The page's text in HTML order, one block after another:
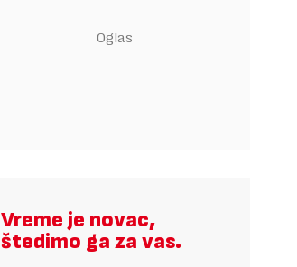
Vreme je novac,
štedimo ga za vas.